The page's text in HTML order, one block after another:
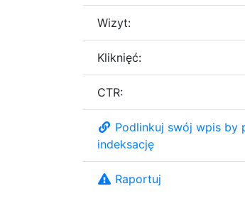
Wizyt:
Kliknięć:
CTR:
Podlinkuj swój wpis by
indeksację
Raportuj